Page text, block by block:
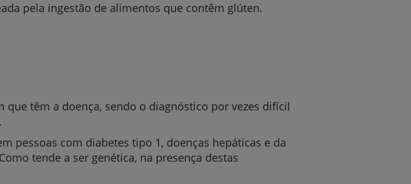
pela ingestão de alimentos que contêm glúten.
que têm a doença, sendo o diagnóstico por vezes difícil
pessoas com diabetes tipo 1, doenças hepáticas e da
tende a ser genética, na presença destas